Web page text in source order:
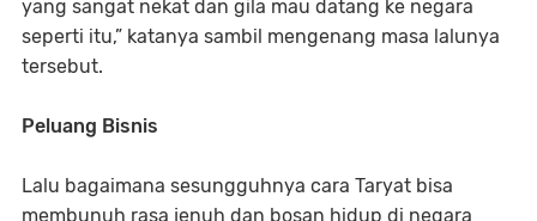
yang sangat nekat dan gila mau datang ke negara
seperti itu,” katanya sambil mengenang masa lalunya
tersebut.
Peluang Bisnis
Lalu bagaimana sesungguhnya cara Taryat bisa
membunuh rasa jenuh dan bosan hidup di negara